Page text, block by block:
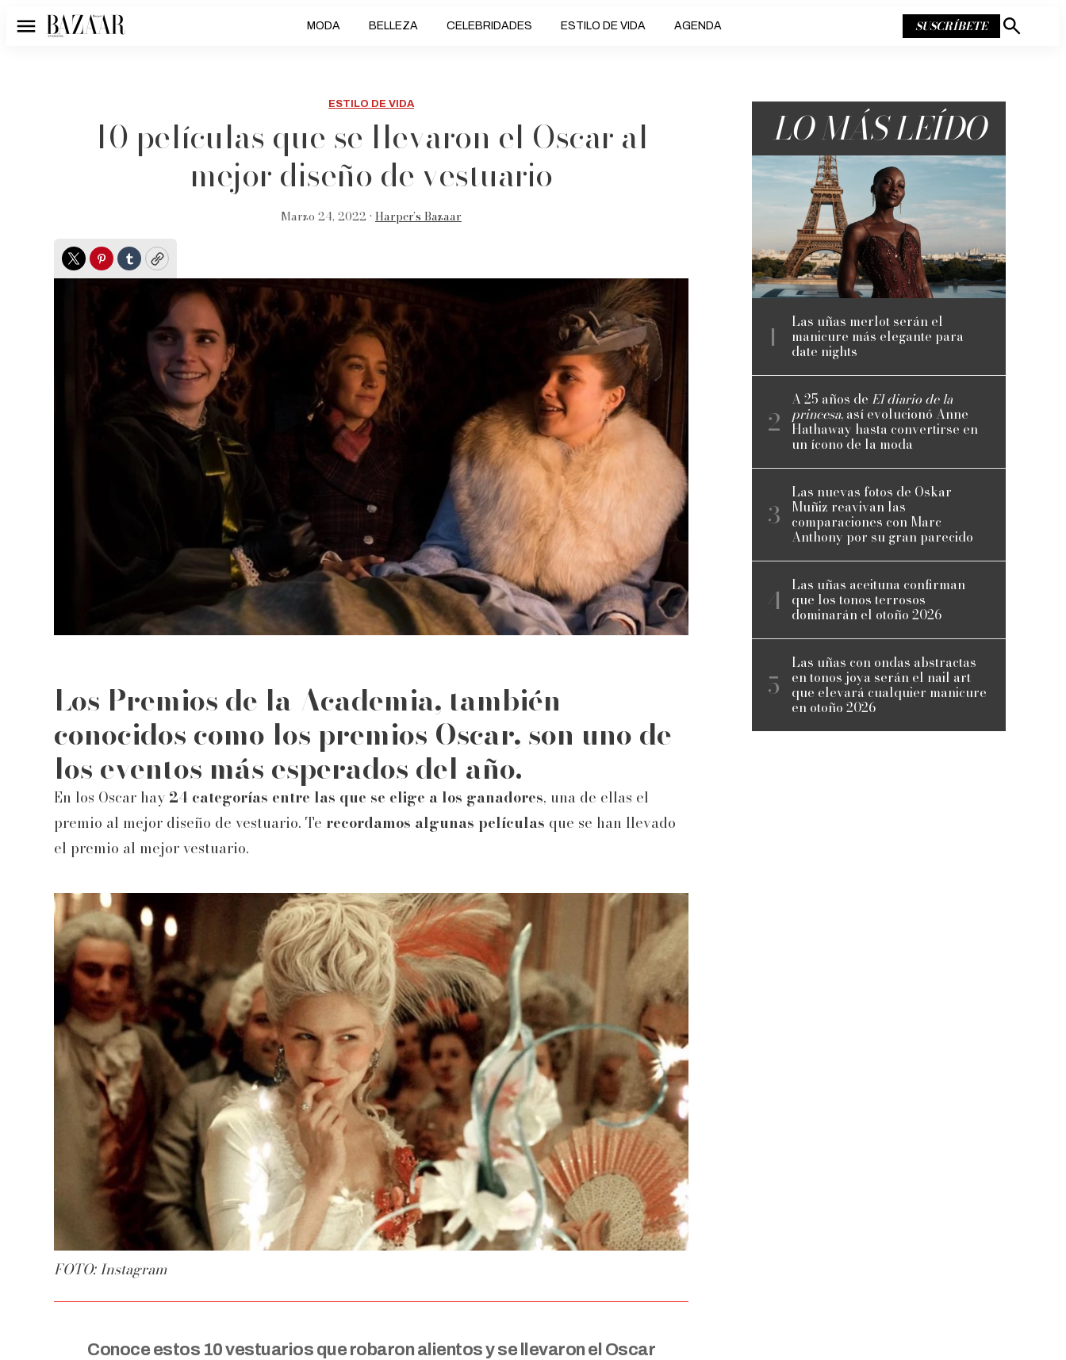
Menú MODA BELLEZA CELEBRIDADES ESTILO DE VIDA AGENDA SUSCRÍBETE
Mostrar
ESTILO DE VIDA
10 películas que se llevaron el Oscar al
mejor diseño de vestuario
Marzo 24, 2022 • Harper’s Bazaar
TwitterPinterest
TumblrCopy
Los Premios de la Academia, también
conocidos como los premios Oscar, son uno de
los eventos más esperados del año.
En los Oscar hay 24 categorías entre las que se elige a los ganadores, una de ellas el
premio al mejor diseño de vestuario. Te recordamos algunas películas que se han llevado
el premio al mejor vestuario.
FOTO: Instagram
Conoce estos 10 vestuarios que robaron alientos y se llevaron el Oscar
LO MÁS LEÍDO
Las uñas merlot serán el
manicure más elegante para
date nights
A 25 años de El diario de la
princesa, así evolucionó Anne
Hathaway hasta convertirse en
un ícono de la moda
Las nuevas fotos de Oskar
Muñiz reavivan las
comparaciones con Marc
Anthony por su gran parecido
Las uñas aceituna confirman
que los tonos terrosos
dominarán el otoño 2026
Las uñas con ondas abstractas
en tonos joya serán el nail art
que elevará cualquier manicure
en otoño 2026